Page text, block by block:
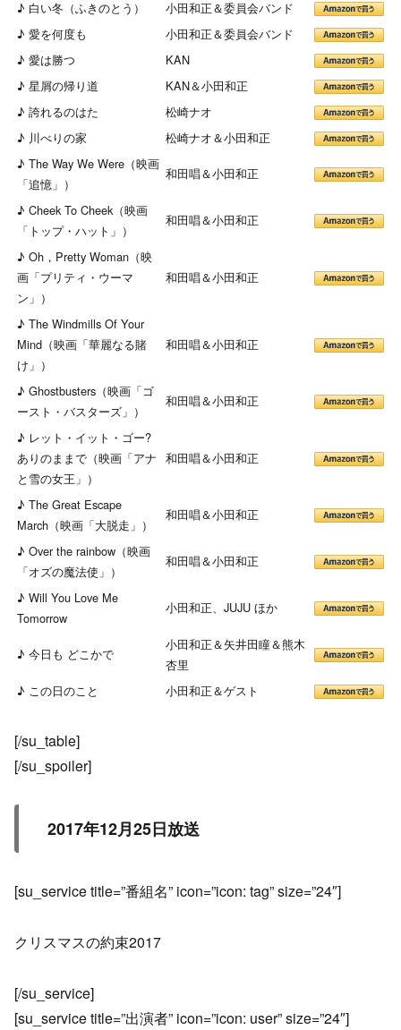
♪ 白い冬（ふきのとう）
小田和正＆委員会バンド
♪ 愛を何度も
小田和正＆委員会バンド
♪ 愛は勝つ
KAN
♪ 星屑の帰り道
KAN＆小田和正
♪ 誇れるのはたゞ
松崎ナオ
♪ 川べりの家
松崎ナオ＆小田和正
♪ The Way We Were（映画
「追憶」）
和田唱＆小田和正
♪ Cheek To Cheek（映画
「トップ・ハット」）
和田唱＆小田和正
♪ Oh，Pretty Woman（映
画「プリティ・ウーマ
ン」）
和田唱＆小田和正
♪ The Windmills Of Your
Mind（映画「華麗なる賭
け」）
和田唱＆小田和正
♪ Ghostbusters（映画「ゴ
ースト・バスターズ」）
和田唱＆小田和正
♪ レット・イット・ゴー?
ありのままで（映画「アナ
と雪の女王」）
和田唱＆小田和正
♪ The Great Escape
March（映画「大脱走」）
和田唱＆小田和正
♪ Over the rainbow（映画
「オズの魔法使」）
和田唱＆小田和正
♪ Will You Love Me
Tomorrow
小田和正、JUJU ほか
♪ 今日も どこかで
小田和正＆矢井田瞳＆熊木
杏里
♪ この日のこと
小田和正＆ゲスト
[/su_table]
[/su_spoiler]
2017年12月25日放送
[su_service title=”番組名” icon=”icon: tag” size=”24″]
クリスマスの約束2017
[/su_service]
[su_service title=”出演者” icon=”icon: user” size=”24″]